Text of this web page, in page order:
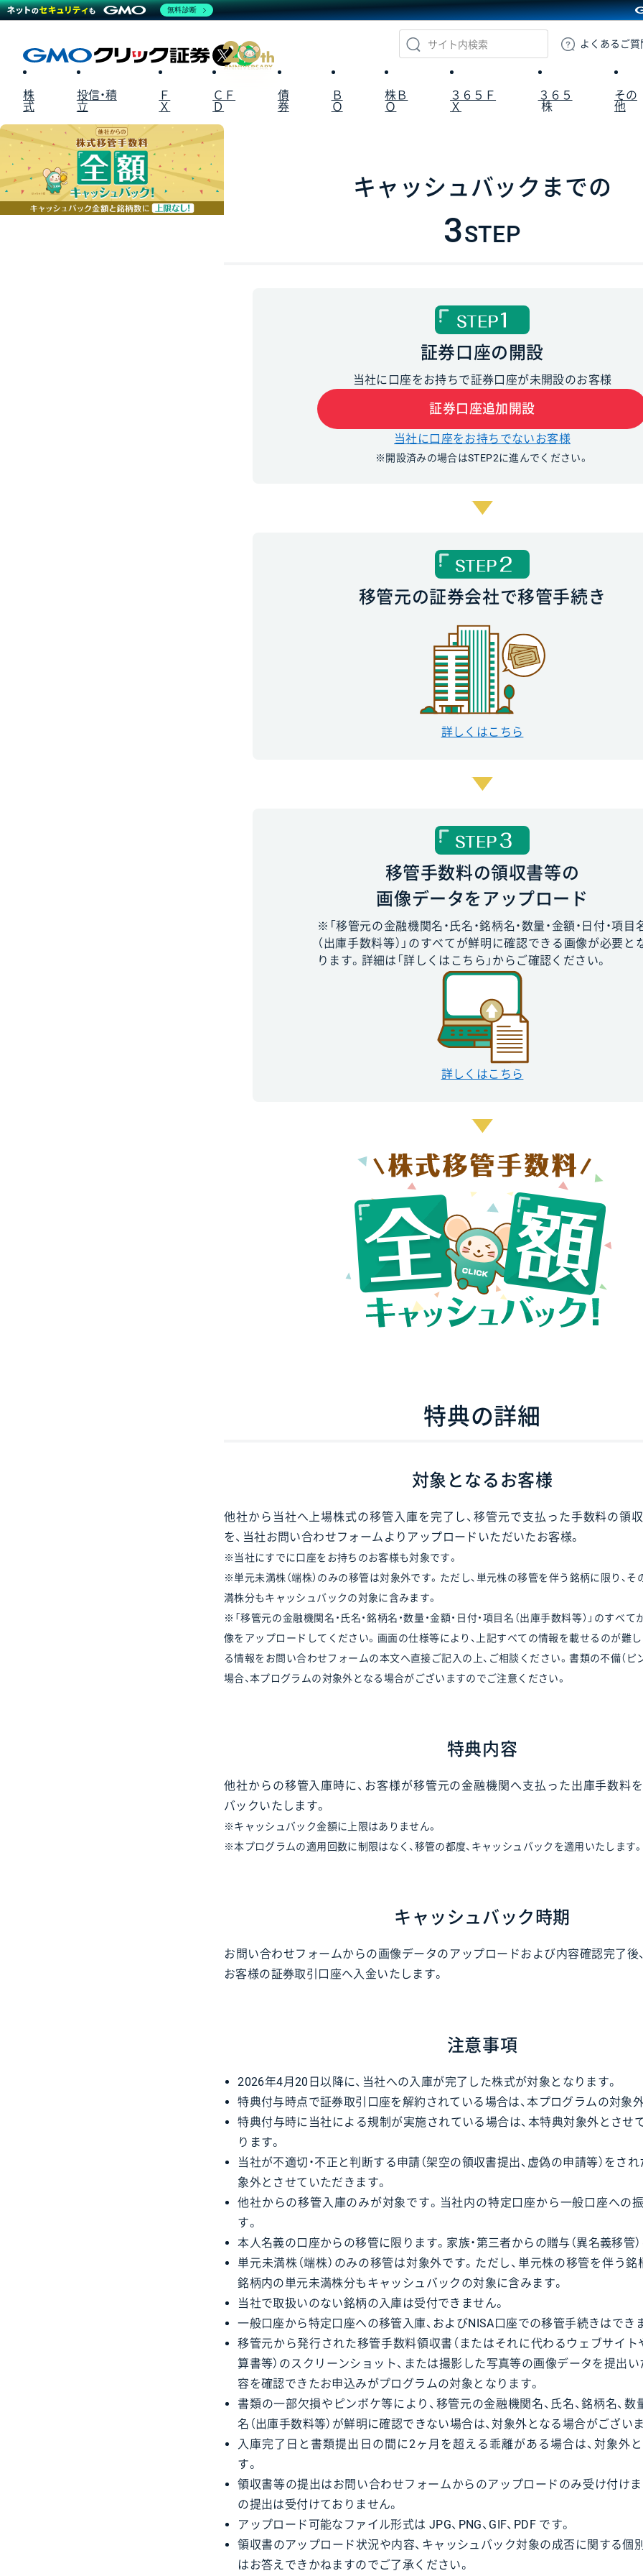
GMOクリック証券
よくある ご質
X
株
式
投信・積
立
Ｆ
Ｘ
ＣＦ
Ｄ
債
券
Ｂ
Ｏ
株Ｂ
Ｏ
３６５Ｆ
Ｘ
３６５
株
その
他
キャッシュバックまでの
3STEP
証券口座の開設
当社に口座をお持ちで証券口座が未開設のお客様
証券口座追加開設
当社に口座をお持ちでないお客様
※開設済みの場合はSTEP2に進んでください。
移管元の証券会社で移管手続き
詳しくはこちら
移管手数料の領収書等の
画像データをアップロード
※「移管元の金融機関名・氏名・銘柄名・数量・金額・日付・項目
（出庫手数料等）」のすべてが鮮明に確認できる画像が必要と
ります。詳細は「詳しくはこちら」からご確認ください。
詳しくはこちら
特典の詳細
対象となるお客様
他社から当社へ上場株式の移管入庫を完了し、移管元で支払った手数料の領
を、当社お問い合わせフォームよりアップロードいただいたお客様。
※当社にすでに口座をお持ちのお客様も対象です。
※単元未満株（端株）のみの移管は対象外です。ただし、単元株の移管を伴う銘柄に限り、
満株分もキャッシュバックの対象に含みます。
※「移管元の金融機関名・氏名・銘柄名・数量・金額・日付・項目名（出庫手数料等）」のすべ
像をアップロードしてください。画面の仕様等により、上記すべての情報を載せるのが難
る情報をお問い合わせフォームの本文へ直接ご記入の上、ご相談ください。書類の不備（ピ
場合、本プログラムの対象外となる場合がございますのでご注意ください。
特典内容
他社からの移管入庫時に、お客様が移管元の金融機関へ支払った出庫手数料
バックいたします。
※キャッシュバック金額に上限はありません。
※本プログラムの適用回数に制限はなく、移管の都度、キャッシュバックを適用いたします
キャッシュバック時期
お問い合わせフォームからの画像データのアップロードおよび内容確認完了後
お客様の証券取引口座へ入金いたします。
注意事項
2026年4月20日以降に、当社への入庫が完了した株式が対象となります。
特典付与時点で証券取引口座を解約されている場合は、本プログラムの対象
特典付与時に当社による規制が実施されている場合は、本特典対象外とさせ
ります。
当社が不適切・不正と判断する申請（架空の領収書提出、虚偽の申請等）をさ
象外とさせていただきます。
他社からの移管入庫のみが対象です。当社内の特定口座から一般口座への
す。
本人名義の口座からの移管に限ります。家族・第三者からの贈与（異名義移管
単元未満株（端株）のみの移管は対象外です。ただし、単元株の移管を伴う銘
銘柄内の単元未満株分もキャッシュバックの対象に含みます。
当社で取扱いのない銘柄の入庫は受付できません。
一般口座から特定口座への移管入庫、およびNISA口座での移管手続きはでき
移管元から発行された移管手数料領収書（またはそれに代わるウェブサイト
算書等）のスクリーンショット、または撮影した写真等の画像データを提出い
容を確認できたお申込みがプログラムの対象となります。
書類の一部欠損やピンボケ等により、移管元の金融機関名、氏名、銘柄名、数
名（出庫手数料等）が鮮明に確認できない場合は、対象外となる場合がござい
入庫完了日と書類提出日の間に2ヶ月を超える乖離がある場合は、対象外
す。
領収書等の提出はお問い合わせフォームからのアップロードのみ受け付けま
の提出は受付けておりません。
アップロード可能なファイル形式は JPG、PNG、GIF、PDF です。
領収書のアップロード状況や内容、キャッシュバック対象の成否に関する個
はお答えできかねますのでご了承ください。
無料診断